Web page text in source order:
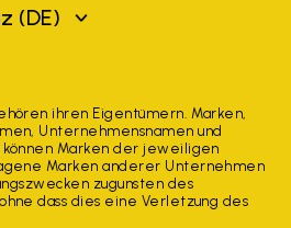
(DE)
ihren Eigentümern. Marken,
Unternehmensnamen und
Marken der jeweiligen
Marken anderer Unternehmen
zugunsten des
dass dies eine Verletzung des